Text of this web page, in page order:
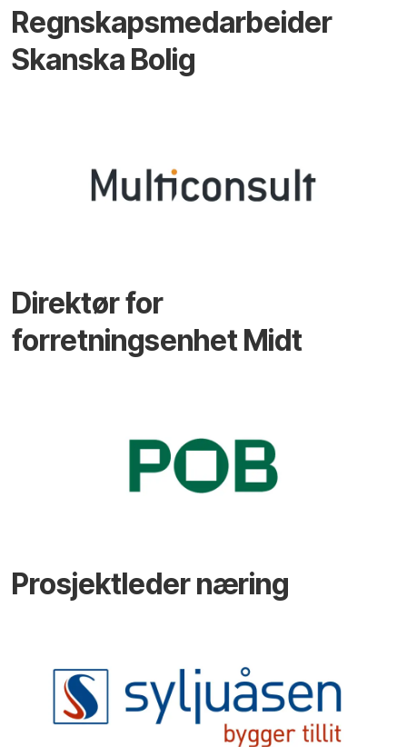
Regnskapsmedarbeider
Skanska Bolig
Direktør for
forretningsenhet Midt
Prosjektleder næring